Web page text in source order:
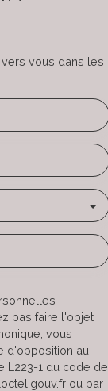
vous dans les
pas faire l'objet
vous
d'opposition au
L223-1 du code de
ou par